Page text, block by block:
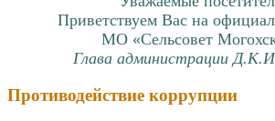
Приветствуем Вас на
МО «Сельсовет
Глава администрации
Противодействие коррупции